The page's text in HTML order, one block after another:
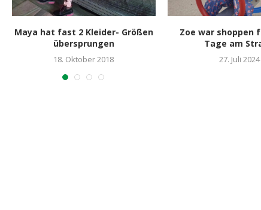
Maya hat fast 2 Kleider- Größen
übersprungen
18. Oktober 2018
Zoe war shoppen
Tage am
27. Juli 2024